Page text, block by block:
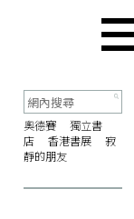
奧德賽
獨立書
店
香港書展
寂
靜的朋友